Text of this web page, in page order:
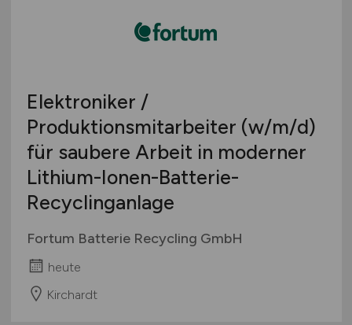
Elektroniker /
Produktionsmitarbeiter (w/m/d)
für saubere Arbeit in moderner
Lithium-Ionen-Batterie-
Recyclinganlage
Fortum Batterie Recycling GmbH
heute
Kirchardt